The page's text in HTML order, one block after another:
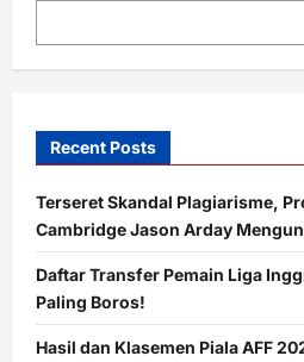
Recent Posts
Terseret Skandal Plagiarisme,
Cambridge Jason Arday
Daftar Transfer Pemain Liga
Paling Boros!
Hasil dan Klasemen Piala AFF